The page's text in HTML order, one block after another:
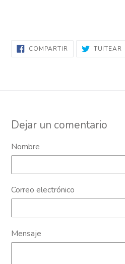
COMPARTIR COMPARTIR
EN
TUITEAR
Dejar un comentario
Nombre
Correo electrónico
Mensaje